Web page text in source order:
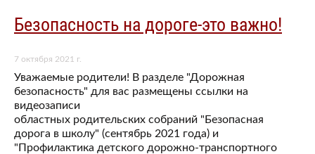
Безопасность на дороге-это важно!
7 октября 2021 г.
Уважаемые родители! В разделе "Дорожная
безопасность" для вас размещены ссылки на
видеозаписи
областных родительских собраний "Безопасная
дорога в школу" (сентябрь 2021 года) и
"Профилактика детского дорожно-транспортного